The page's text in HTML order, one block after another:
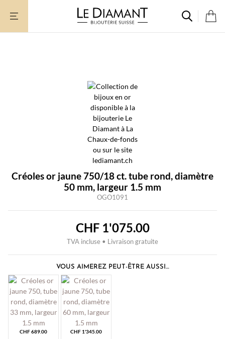
Créoles or jaune 750/18 ct. tube rond, diamètre
50 mm, largeur 1.5 mm
OGO1091
CHF1'075.00
TVA incluse • Livraison gratuite
VOUS AIMEREZ PEUT-ÊTRE AUSSI…
CHF689.00 CHF 1'345.00